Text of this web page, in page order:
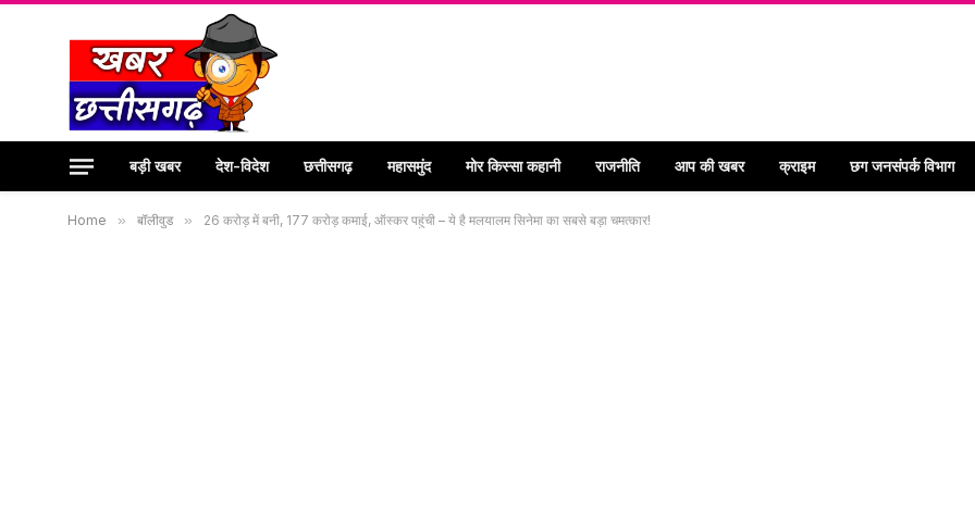
बड़ी खबर देश-विदेश छत्तीसगढ़ महासमुंद मोर किस्सा कहानी राजनीति आप की खबर क्राइम छग जनसंपर्क विभाग
Home » बॉलीवुड » 26 करोड़ में बनी, 177 करोड़ कमाई, ऑस्कर पहुंची – ये है मलयालम सिनेमा का सबसे बड़ा चमत्कार!